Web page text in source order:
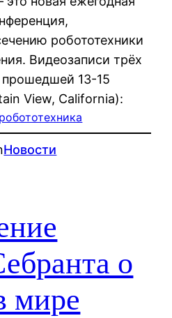
робототехники
Видеозаписи трёх
13-15
View, California):
робототехника
Новости
о
мире